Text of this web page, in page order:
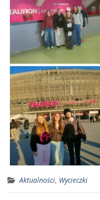
Aktualności, Wycieczki